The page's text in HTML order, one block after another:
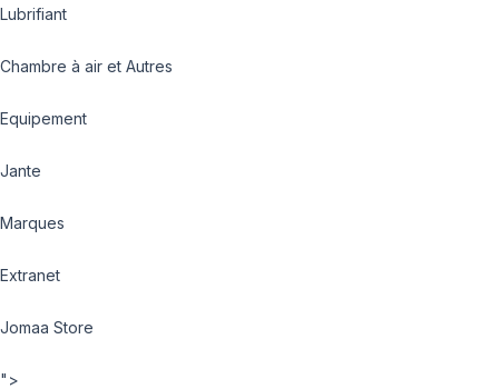
Lubrifiant
Chambre à air et Autres
Equipement
Jante
Marques
Extranet
Jomaa Store
">